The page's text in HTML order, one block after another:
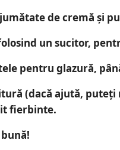
de cremă și
un sucitor,
pentru glazură,
(dacă ajută, puteți
fierbinte.